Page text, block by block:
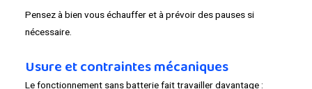
Pensez à bien vous échauffer et à prévoir des pauses si
nécessaire.
Usure et contraintes mécaniques
Le fonctionnement sans batterie fait travailler davantage :